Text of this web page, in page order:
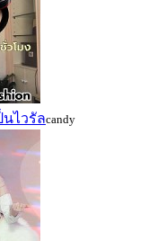
นไวรัลcandy